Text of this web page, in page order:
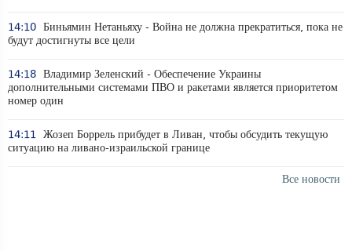
14:10 Биньямин Нетаньяху - Война не должна прекратиться, пока не
будут достигнуты все цели
14:18 Владимир Зеленский - Обеспечение Украины
дополнительными системами ПВО и ракетами является приоритетом
номер один
14:11
Жозеп Боррель прибудет в Ливан, чтобы обсудить текущую
ситуацию на ливано-израильской границе
Все новости